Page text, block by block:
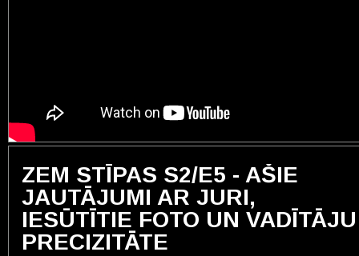
ZEM STĪPAS S2/E5 - AŠIE
JAUTĀJUMI AR JURI,
IESŪTĪTIE FOTO UN VADĪTĀJU
PRECIZITĀTE